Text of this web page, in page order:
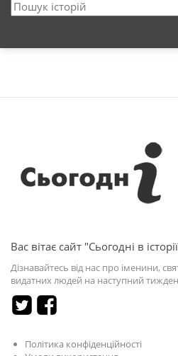
Вас вітає сайт "Сьогодні в
Дізнавайтесь від нас про іменини,
видатних людей на наступний
Політика конфіденційності